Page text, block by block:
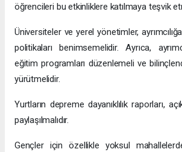
öğrencileri bu etkinliklere katılmaya teşvik
Üniversiteler ve yerel yönetimler,
politikaları benimsemelidir. Ayrıca,
eğitim programları düzenlemeli ve
yürütmelidir.
Yurtların depreme dayanıklılık raporları,
paylaşılmalıdır.
Gençler için özellikle yoksul